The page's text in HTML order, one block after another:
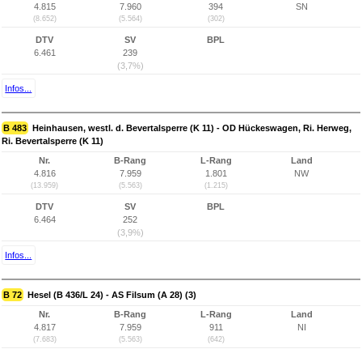
4.815
(8.652)
7.960
(5.564)
394
(302)
SN
DTV
6.461
SV
239
(3,7%)
BPL
Infos...
B 483 Heinhausen, westl. d. Bevertalsperre (K 11) - OD Hückeswagen, Ri. Herweg,
Ri. Bevertalsperre (K 11)
Nr.
4.816
(13.959)
B-Rang
7.959
(5.563)
L-Rang
1.801
(1.215)
Land
NW
DTV
6.464
SV
252
(3,9%)
BPL
Infos...
B 72 Hesel (B 436/L 24) - AS Filsum (A 28) (3)
Nr.
4.817
(7.683)
B-Rang
7.959
(5.563)
L-Rang
911
(642)
Land
NI